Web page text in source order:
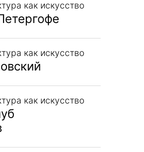
как искусство
как искусство
как искусство